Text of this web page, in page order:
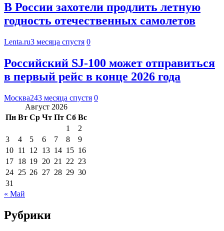
В России захотели продлить летную
годность отечественных самолетов
Lenta.ru3 месяца спустя 0
Российский SJ-100 может отправиться
в первый рейс в конце 2026 года
Москва243 месяца спустя 0
Август 2026
Пн Вт Ср Чт Пт Сб Вс
1
2
3
4 5 6 7 8
9
10 11 12 13 14 15 16
17 18 19 20 21 22 23
24 25 26 27 28 29 30
31
« Май
Рубрики